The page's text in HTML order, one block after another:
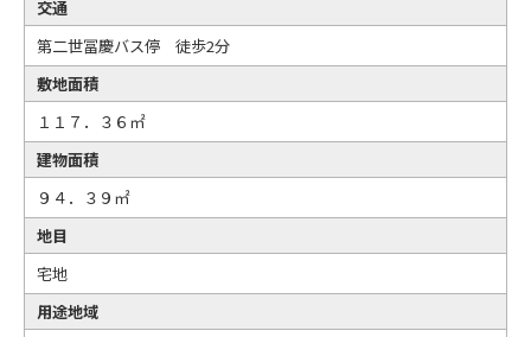
交通
第二世冨慶バス停 徒歩2分
敷地面積
１１７．３６㎡
建物面積
９４．３９㎡
地目
宅地
用途地域